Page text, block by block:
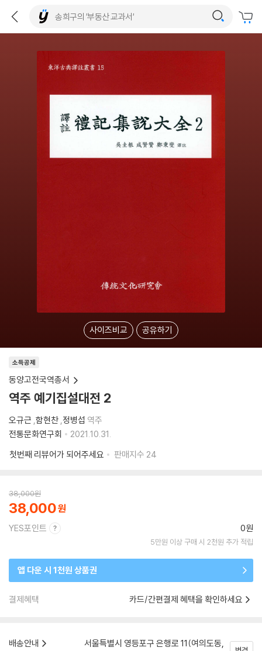
사이즈비교 공유하기
소득공제
동양고전국역총서
역주 예기집설대전 2
오규근 ,함현찬 ,정병섭 역주
전통문화연구회
2021.10.31.
첫번째 리뷰어가 되어주세요
판매지수 24
38,000원
38,000
YES포인트 0원
5만원 이상 구매 시 2천원 추가 적립
앱 다운 시 1천원 상품권
결제혜택 카드/간편결제 혜택을 확인하세요
배송안내
서울특별시 영등포구 은행로 11(여의도동,